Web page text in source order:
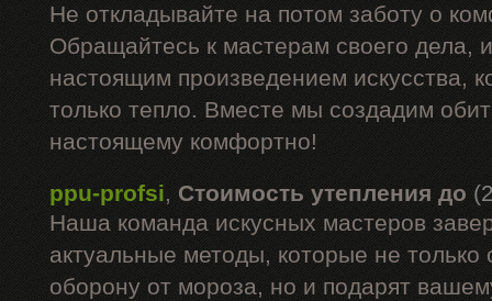
Не откладывайте на потом заботу о
Обращайтесь к мастерам своего дела,
настоящим произведением искусства,
только тепло. Вместе мы создадим
настоящему комфортно!
ppu-profsi, Стоимость утепления до
Наша команда искусных мастеров
актуальные методы, которые не только
оборону от мороза, но и подарят